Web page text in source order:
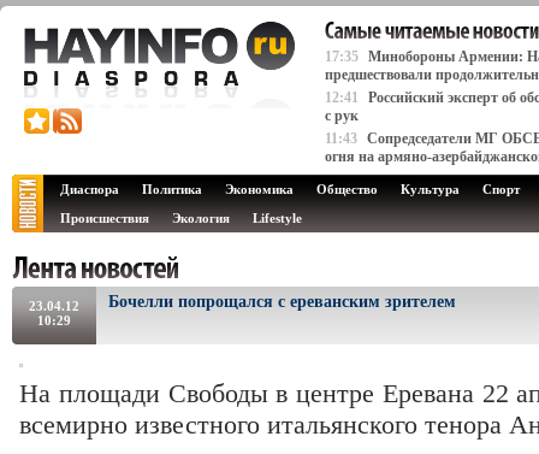
17:35 Минобороны Армении:
предшествовали
12:41
Российский эксперт об
с рук
11:43 Сопредседатели МГ
огня на армяно-
Диаспора Политика Экономика Общество Культура
Спорт
Происшествия
Экология Lifestyle
23.04.12
10:29
Бочелли попрощался с ереванским зрителем
На площади Свободы в центре Еревана 22
всемирно известного итальянского тенора